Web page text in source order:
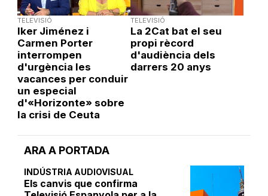
ARA A PORTADA
INDÚSTRIA AUDIOVISUAL
Els canvis que confirma
TELEVISIÓ
Iker Jiménez i
Carmen Porter
interrompen
d'urgència les
vacances per conduir
un especial
d'«Horizonte» sobre
la crisi de Ceuta
TELEVISIÓ
La 2Cat bat el seu
propi rècord
d'audiència dels
darrers 20 anys